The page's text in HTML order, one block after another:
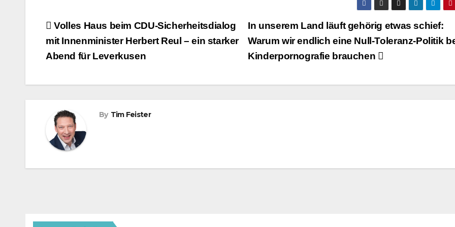
Beitragsnavigation
In unserem Land läuft gehörig etwas schief:
Warum wir endlich eine Null-Toleranz-Politik
Kinderpornografie brauchen
Volles Haus beim CDU-Sicherheitsdialog
mit Innenminister Herbert Reul – ein starker
Abend für Leverkusen
By Tim Feister